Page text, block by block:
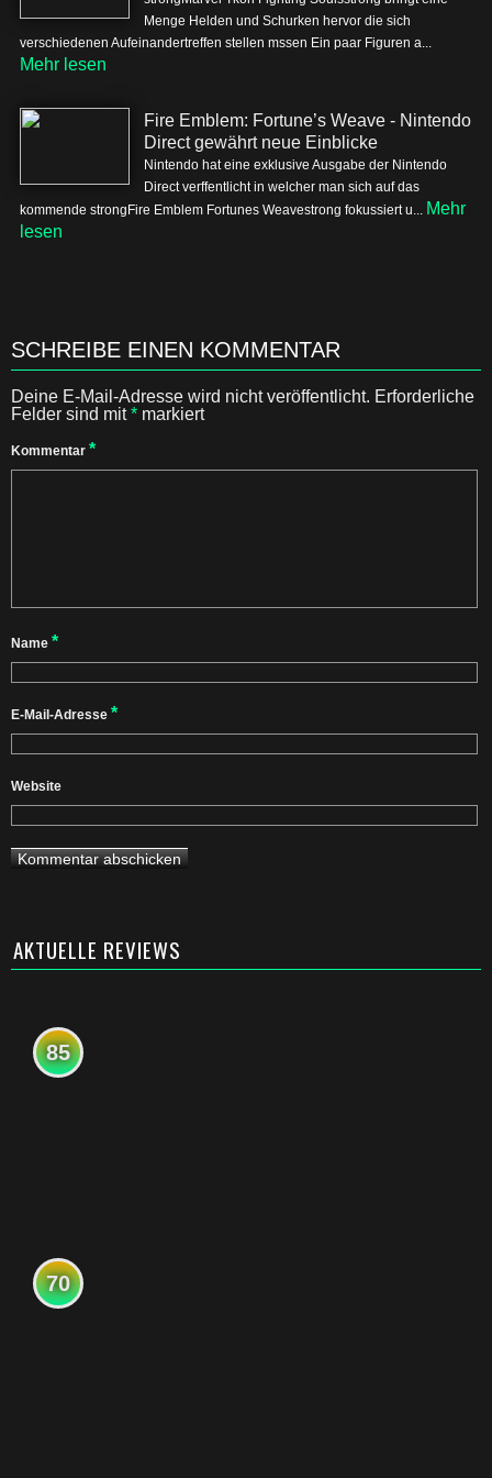
Menge Helden und Schurken hervor die sich
verschiedenen Aufeinandertreffen stellen mssen Ein paar Figuren a...
Mehr lesen
Fire Emblem: Fortune’s Weave - Nintendo
Direct gewährt neue Einblicke
Nintendo hat eine exklusive Ausgabe der Nintendo
Direct verffentlicht in welcher man sich auf das
kommende strongFire Emblem Fortunes Weavestrong fokussiert u... Mehr
lesen
SCHREIBE EINEN KOMMENTAR
Deine E-Mail-Adresse wird nicht veröffentlicht. Erforderliche
Felder sind mit* markiert
Kommentar *
Name *
E-Mail-Adresse *
Website
AKTUELLE REVIEWS
85
70